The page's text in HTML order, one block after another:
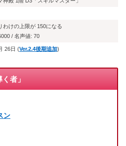
わけの上限が 150になる
/ 名声値: 70
26日 (Ver.2.4後期追加)
者」
ン